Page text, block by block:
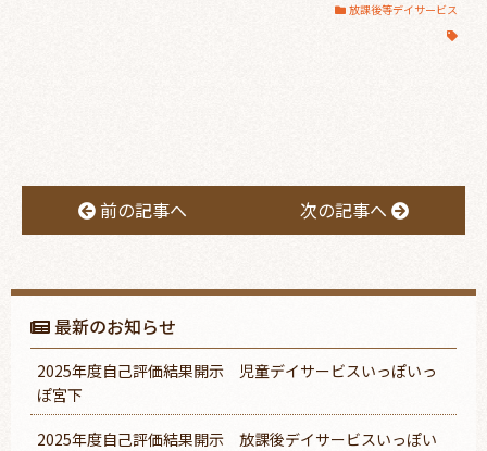
放課後等デイサービス
前の記事へ 次の記事へ
最新のお知らせ
2025年度自己評価結果開示 児童デイサービスいっぽいっ
ぽ宮下
2025年度自己評価結果開示 放課後デイサービスいっぽい